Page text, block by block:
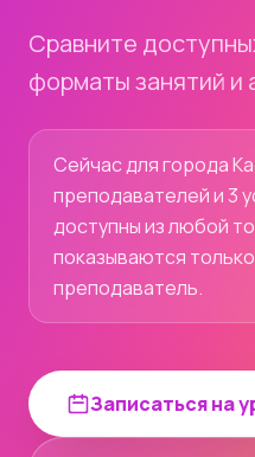
Сравните
форматы занятий и
Сейчас для города
преподавателей и 3
доступны из любой
показываются
преподаватель.
Записаться на